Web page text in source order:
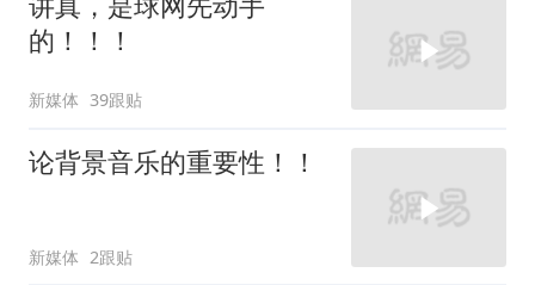
的！！！
新媒体 39跟贴
论背景音乐的重要性！！
新媒体 2跟贴